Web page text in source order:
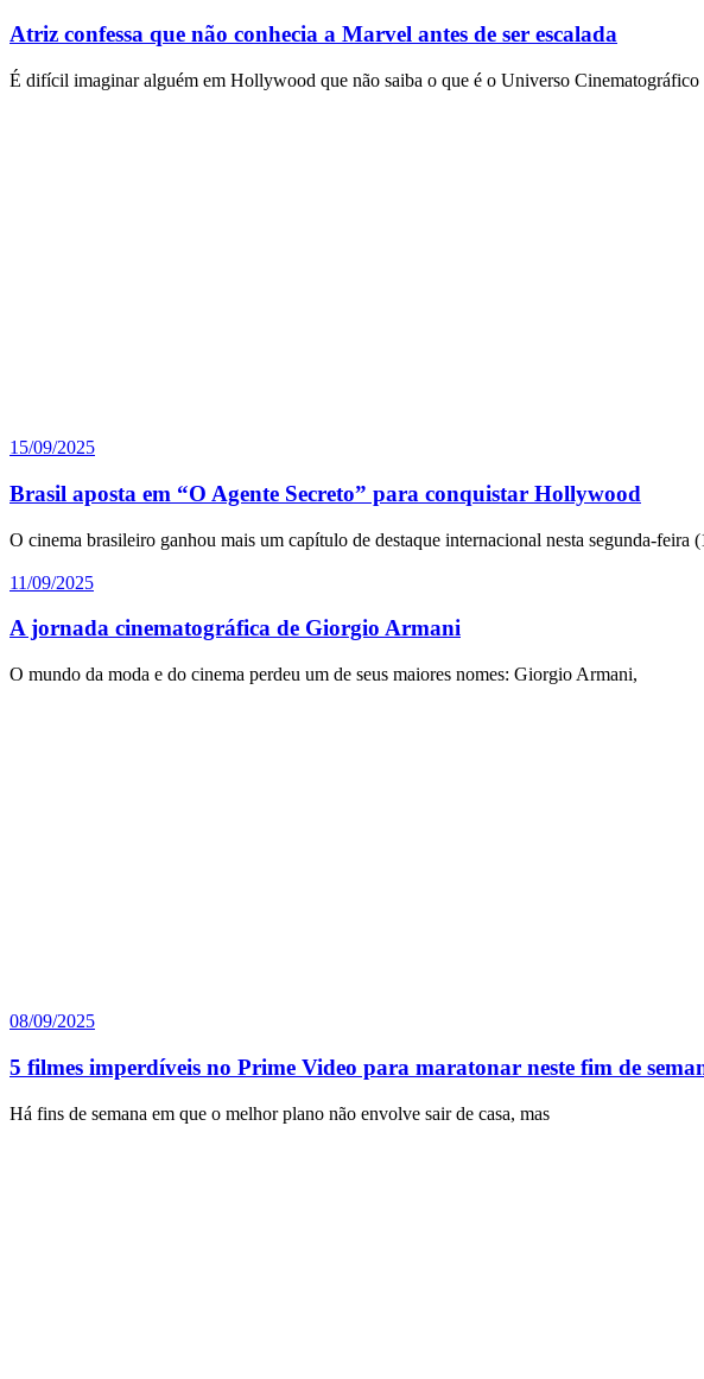
Atriz confessa que não conhecia a Marvel antes de ser escalada
É difícil imaginar alguém em Hollywood que não saiba o que é o Universo Cinematográfico
15/09/2025
Brasil aposta em “O Agente Secreto” para conquistar Hollywood
O cinema brasileiro ganhou mais um capítulo de destaque internacional nesta segunda-feira
11/09/2025
A jornada cinematográfica de Giorgio Armani
O mundo da moda e do cinema perdeu um de seus maiores nomes: Giorgio Armani,
08/09/2025
5 filmes imperdíveis no Prime Video para maratonar neste fim de
Há fins de semana em que o melhor plano não envolve sair de casa, mas